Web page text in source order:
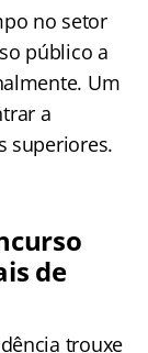
no setor
público a
Um
a
superiores.
de
trouxe